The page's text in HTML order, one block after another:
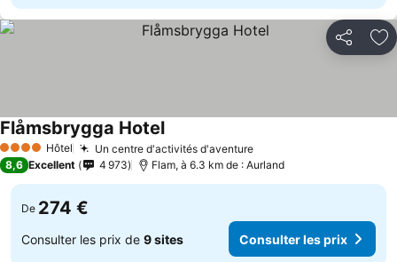
Partager
4 Étoiles Hôtel Un centre d'activités d'aventure
Flåmsbrygga Hotel
8,6 Excellent 4 973 Flam, à 6.3 km de : Aurland
De 274 €
Consulter les prix de 9 sites Consulter les prix